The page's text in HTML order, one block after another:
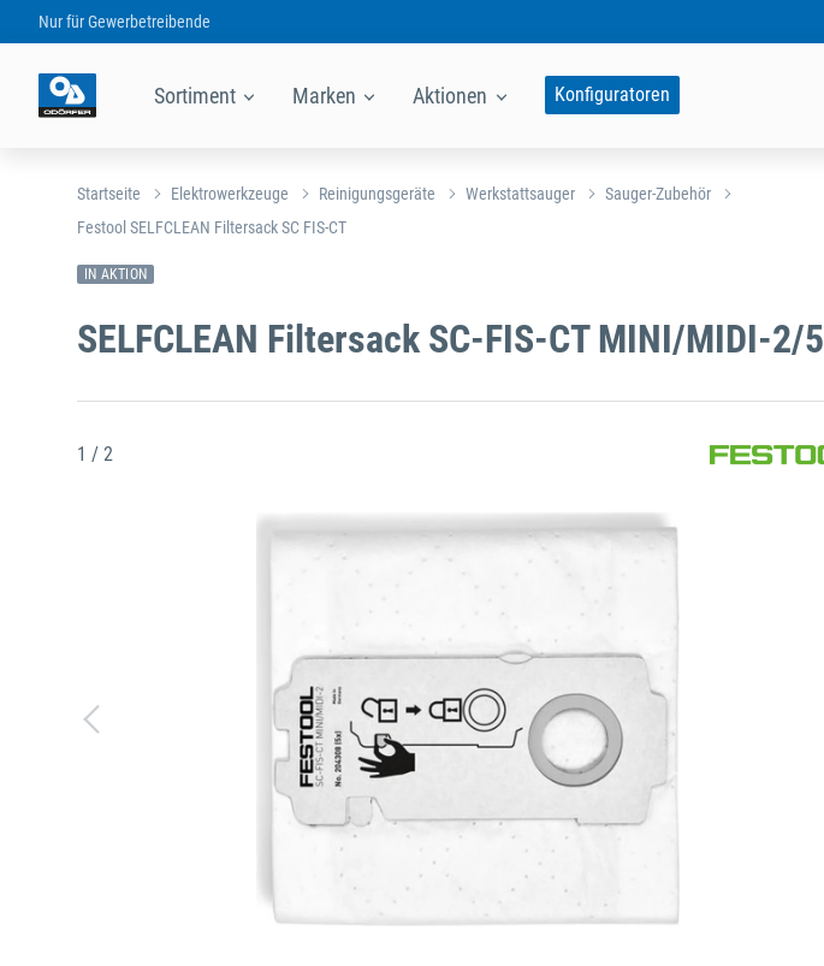
Nur fürGewerbetreibende
Sortiment Marken Aktionen Konfiguratoren
Startseite Elektrowerkzeuge Reinigungsgeräte Werkstattsauger
Sauger-Zubehör
Festool SELFCLEAN Filtersack SC FIS-CT
IN AKTION
SELFCLEAN Filtersack SC-FIS-CT MINI/MIDI-2/5
1 / 2